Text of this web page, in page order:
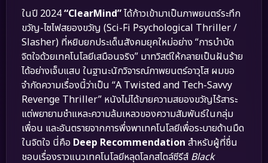
ในปี 2024“ClearMind”ได้ก้าวเข้ามาเป็นภาพยนตร์ระทึก
ขวัญ-ไซไฟสยองขวัญ (Sci-Fi Psychological Thriller /
Slasher) ที่หยิบยกประเด็นสังคมยุคใหม่อย่าง “การบำบัด
จิตใจด้วยเทคโนโลยีเสมือนจริง” มาทวิสต์ให้กลายเป็นฝันร้าย
ได้อย่างเจ็บแสบ ในฐานะนักวิจารณ์ภาพยนตร์อาวุโส ผมขอ
จำกัดความเรื่องนี้ว่าเป็น “A Twisted and Tech-Savvy
Revenge Thriller” หนังไม่ได้ขายความสยองขวัญไร้สาระ
แต่พยายามชำแหละความล้มเหลวของความสัมพันธ์ในกลุ่ม
เพื่อน และอันตรายจากการพึ่งพาเทคโนโลยีเพื่อระบายด้านมืด
ในจิตใจ นี่คือ Deep Recommendation สำหรับผู้ที่ชื่น
ชอบเรื่องราวแนวเทคโนโลยีหลุดโลกสไตล์ซีรีส์ Black